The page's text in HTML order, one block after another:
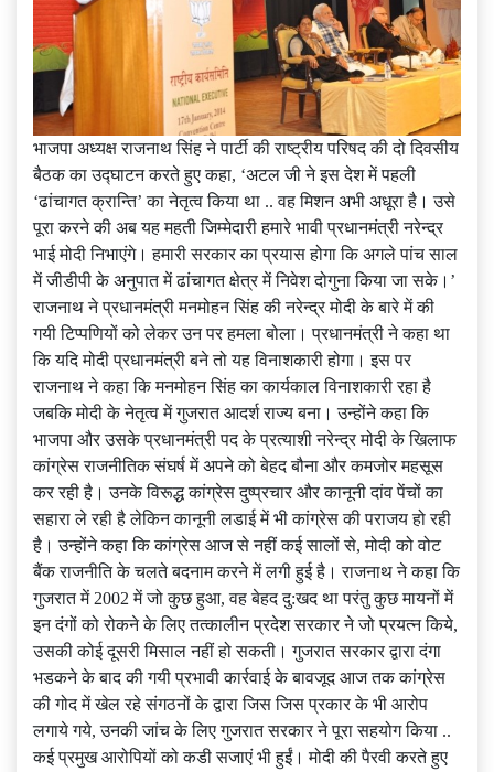
भाजपा अध्यक्ष राजनाथ सिंह ने पार्टी की राष्ट्रीय परिषद की दो दिवसीय
बैठक का उद्घाटन करते हुए कहा, ‘अटल जी ने इस देश में पहली
‘ढांचागत क्रान्ति’ का नेतृत्व किया था .. वह मिशन अभी अधूरा है। उसे
पूरा करने की अब यह महती जिम्मेदारी हमारे भावी प्रधानमंत्री नरेन्द्र
भाई मोदी निभाएंगे। हमारी सरकार का प्रयास होगा कि अगले पांच साल
में जीडीपी के अनुपात में ढांचागत क्षेत्र में निवेश दोगुना किया जा सके।’
राजनाथ ने प्रधानमंत्री मनमोहन सिंह की नरेन्द्र मोदी के बारे में की
गयी टिप्पणियों को लेकर उन पर हमला बोला। प्रधानमंत्री ने कहा था
कि यदि मोदी प्रधानमंत्री बने तो यह विनाशकारी होगा। इस पर
राजनाथ ने कहा कि मनमोहन सिंह का कार्यकाल विनाशकारी रहा है
जबकि मोदी के नेतृत्व में गुजरात आदर्श राज्य बना। उन्होंने कहा कि
भाजपा और उसके प्रधानमंत्री पद के प्रत्याशी नरेन्द्र मोदी के खिलाफ
कांग्रेस राजनीतिक संघर्ष में अपने को बेहद बौना और कमजोर महसूस
कर रही है। उनके विरूद्ध कांग्रेस दुष्प्रचार और कानूनी दांव पेंचों का
सहारा ले रही है लेकिन कानूनी लडाई में भी कांग्रेस की पराजय हो रही
है। उन्होंने कहा कि कांग्रेस आज से नहीं कई सालों से, मोदी को वोट
बैंक राजनीति के चलते बदनाम करने में लगी हुई है। राजनाथ ने कहा कि
गुजरात में 2002 में जो कुछ हुआ, वह बेहद दु:खद था परंतु कुछ मायनों में
इन दंगों को रोकने के लिए तत्कालीन प्रदेश सरकार ने जो प्रयत्न किये,
उसकी कोई दूसरी मिसाल नहीं हो सकती। गुजरात सरकार द्वारा दंगा
भडकने के बाद की गयी प्रभावी कार्रवाई के बावजूद आज तक कांग्रेस
की गोद में खेल रहे संगठनों के द्वारा जिस जिस प्रकार के भी आरोप
लगाये गये, उनकी जांच के लिए गुजरात सरकार ने पूरा सहयोग किया ..
कई प्रमुख आरोपियों को कडी सजाएं भी हुईं। मोदी की पैरवी करते हुए